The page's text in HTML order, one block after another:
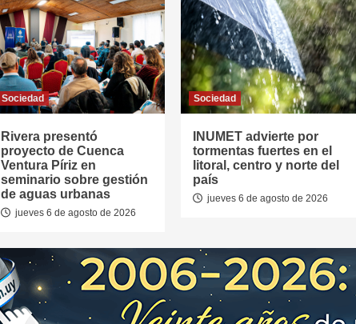
Sociedad
Rivera presentó
proyecto de Cuenca
Ventura Píriz en
seminario sobre gestión
de aguas urbanas
jueves 6 de agosto de 2026
Sociedad
INUMET advierte por
tormentas fuertes en el
litoral, centro y norte del
país
jueves 6 de agosto de 2026